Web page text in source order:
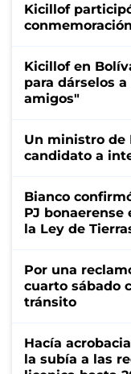
Kicillof
Kicillof en
para dárselos
amigos"
Un ministro de
candidato a
Bianco
PJ bonaerense
la Ley de
Por una
cuarto sábado
tránsito
Hacía
la subía a las